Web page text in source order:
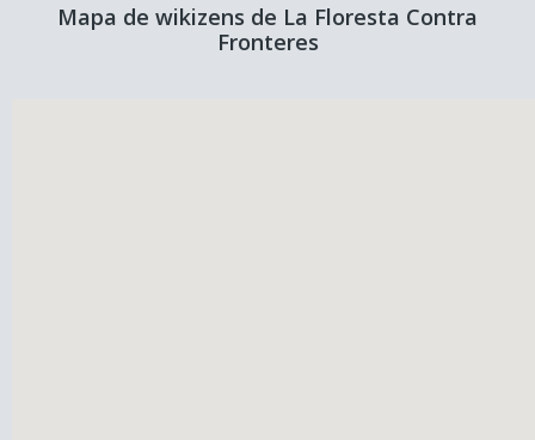
Mapa de wikizens de La Floresta Contra
Fronteres